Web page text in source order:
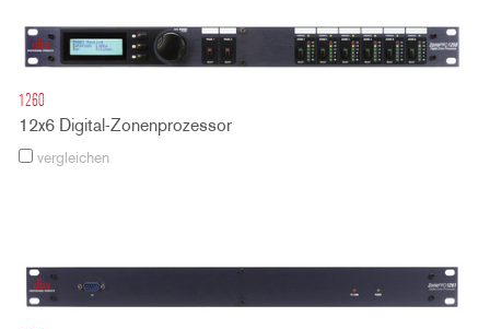
1260
12x6 Digital-Zonenprozessor
vergleichen